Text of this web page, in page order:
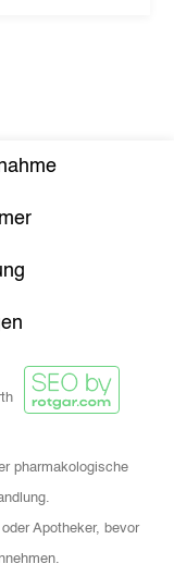
pharmakologische
Apotheker, bevor